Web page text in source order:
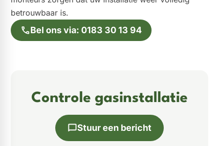
betrouwbaar is.
Bel ons via: 0183 30 13 94
Controle gasinstallatie
Stuur een bericht